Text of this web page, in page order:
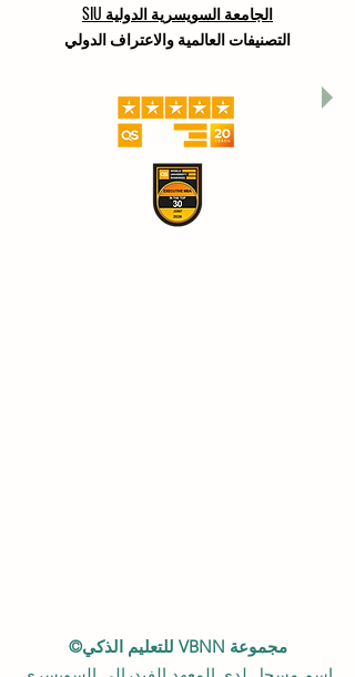
الجامعة السويسرية الدولية SIU
التصنيفات العالمية والاعتراف الدولي
مجموعة VBNN للتعليم الذكي©